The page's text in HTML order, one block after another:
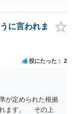
に言われま
役にたった 2
が定められた根拠
れます。 その上